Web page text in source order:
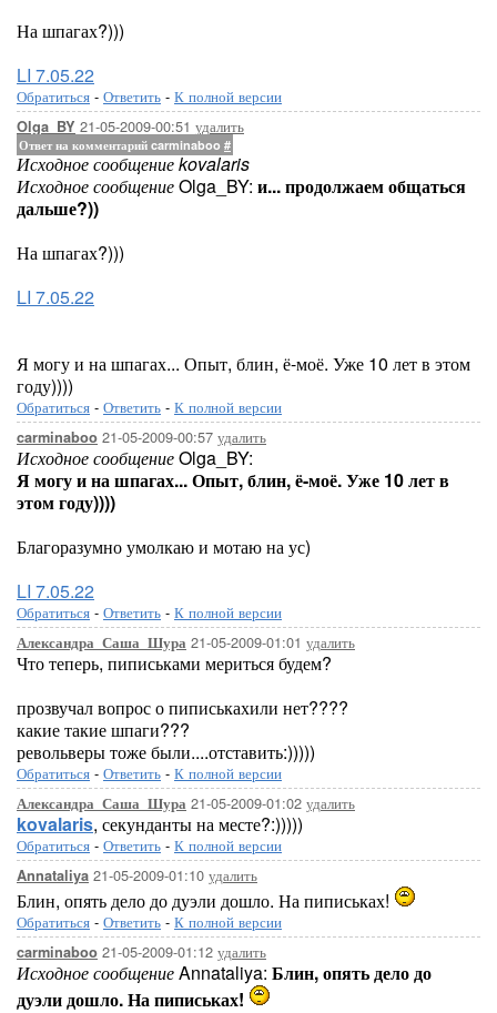
На шпагах?)))
LI 7.05.22
Обратиться - Ответить - К полной версии
Olga_BY 21-05-2009-00:51 удалить
Ответ на комментарий carminaboo #
Исходное сообщение kovalaris
Исходное сообщениеOlga_BY: и... продолжаем общаться
дальше?))
На шпагах?)))
LI 7.05.22
Я могу и на шпагах... Опыт, блин, ё-моё. Уже 10 лет в этом
году))))
Обратиться - Ответить - К полной версии
carminaboo 21-05-2009-00:57 удалить
Исходное сообщениеOlga_BY:
Я могу и на шпагах... Опыт, блин, ё-моё. Уже 10 лет в
этом году))))
Благоразумно умолкаю и мотаю на ус)
LI 7.05.22
Обратиться - Ответить - К полной версии
Александра_Саша_Шура 21-05-2009-01:01 удалить
Что теперь, пиписьками мериться будем?
прозвучал вопрос о пиписькахили нет????
какие такие шпаги???
револьверы тоже были....отставить:)))))
Обратиться - Ответить - К полной версии
Александра_Саша_Шура 21-05-2009-01:02 удалить
kovalaris, секунданты на месте?:)))))
Обратиться - Ответить - К полной версии
Annataliya 21-05-2009-01:10 удалить
Блин, опять дело до дуэли дошло. На пиписьках!
Обратиться - Ответить - К полной версии
carminaboo 21-05-2009-01:12 удалить
Исходное сообщениеAnnataliya: Блин, опять дело до
дуэли дошло. На пиписьках!